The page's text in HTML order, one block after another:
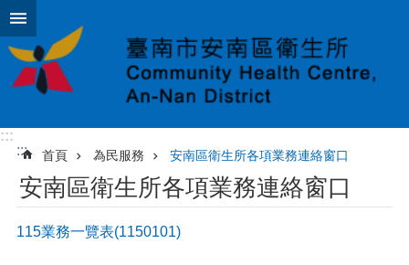
跳到主要內容區塊
:::
:::
首頁 為民服務 安南區衛生所各項業務連絡窗口
安南區衛生所各項業務連絡窗口
115業務一覽表(1150101)